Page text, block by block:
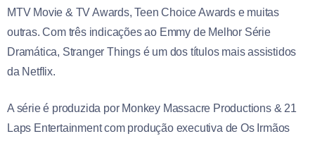
MTV Movie & TV Awards, Teen Choice Awards e muitas
outras. Com três indicações ao Emmy de Melhor Série
Dramática, Stranger Things é um dos títulos mais assistidos
da Netflix.
A série é produzida por Monkey Massacre Productions & 21
Laps Entertainment com produção executiva de Os Irmãos